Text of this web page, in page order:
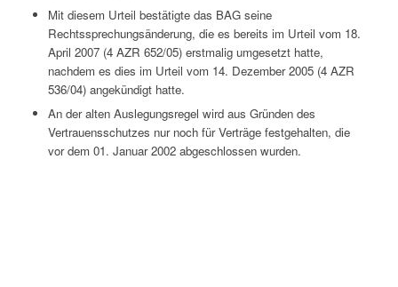
Mit diesem Urteil bestätigte das BAG seine
Rechtssprechungsänderung, die es bereits im Urteil vom 18.
April 2007 (4 AZR 652/05) erstmalig umgesetzt hatte,
nachdem es dies im Urteil vom 14. Dezember 2005 (4 AZR
536/04) angekündigt hatte.
An der alten Auslegungsregel wird aus Gründen des
Vertrauensschutzes nur noch für Verträge festgehalten, die
vor dem 01. Januar 2002 abgeschlossen wurden.